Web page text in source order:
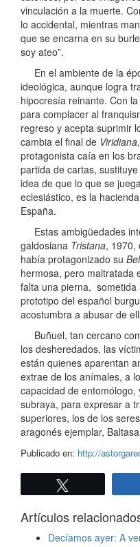
vinculación a la muerte.
lo accidental, mientras
que se encarna en su
soy ateo”.
En el ambiente de la
ideológica, aunque logra
hipocresía reinante. Con
para complacer al
regreso y acepta suprimir
cambia el final de Viridiana
protagonista caía en los
partida de cartas,
idea de que lo que se
eclesiástico, es la
España.
Estas ambigüedades
galdosiana Tristana, 1970,
había protagonizado su
hermosa, pero maltratada
falta una pierna, sometida
prototipo del español
acostumbra a abusar de
Buñuel, tan cercano
los desheredados, las
están quienes aparentan
extrae de los anímales, a
capacidad de
subraya, para expresar a
superiores, los de los
aragonés ejemplar,
Publicado en: http://
Artículos
Decíamos ayer: A